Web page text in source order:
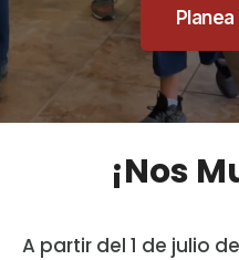
¡Nos
A partir del 1 de julio